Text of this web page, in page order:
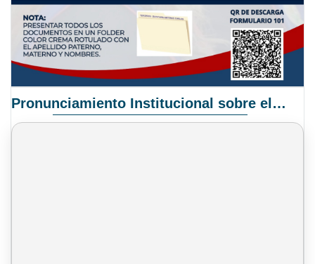
Pronunciamiento Institucional sobre el Proyecto de Ley N° 068/2025-2026 C.S.